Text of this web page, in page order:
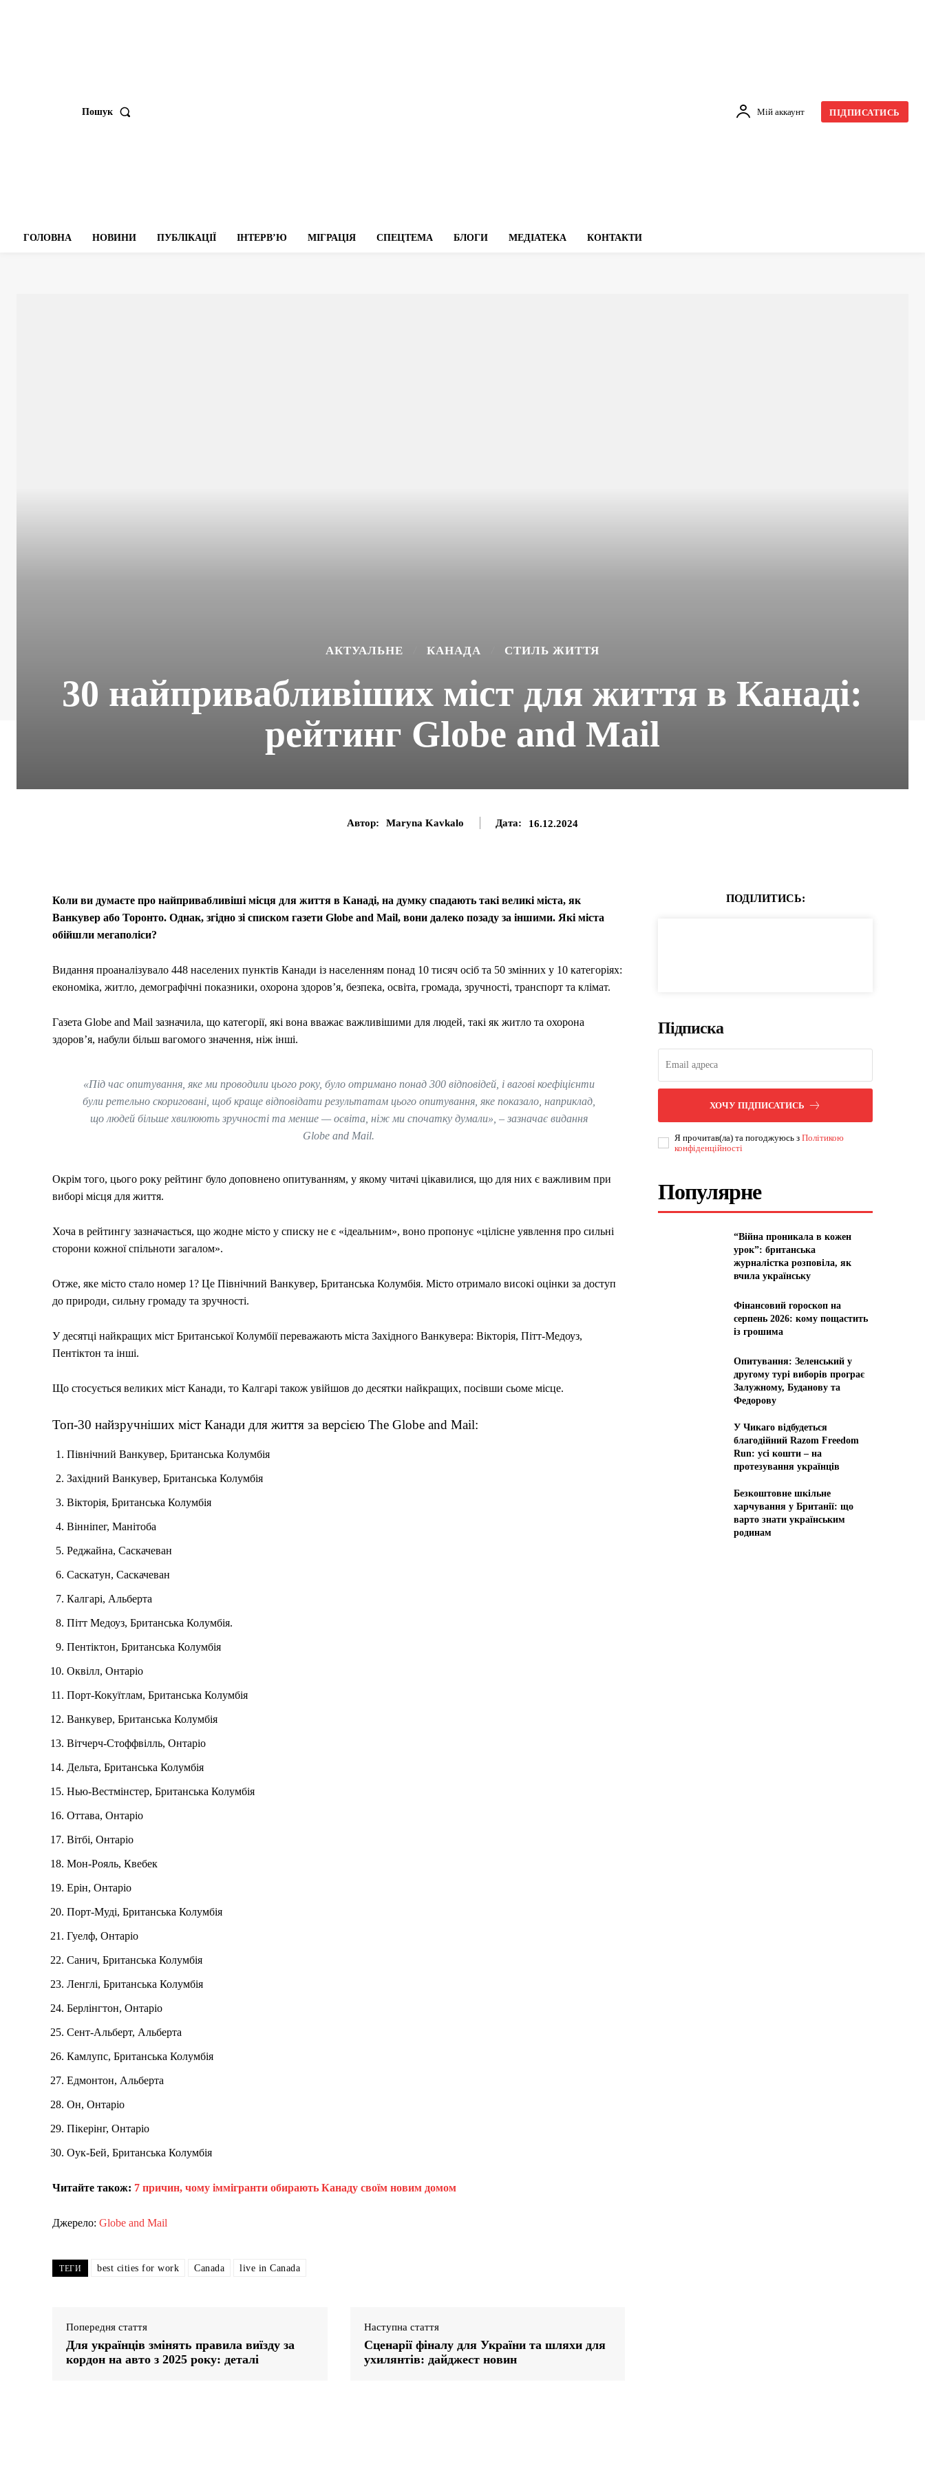
Пошук Мій аккаунт ПІДПИСАТИСЬ
ГОЛОВНА НОВИНИ ПУБЛІКАЦІЇ ІНТЕРВʼЮ МІГРАЦІЯ СПЕЦТЕМА БЛОГИ МЕДІАТЕКА КОНТАКТИ
АКТУАЛЬНЕ КАНАДА СТИЛЬ ЖИТТЯ
30 найпривабливіших міст для життя в Канаді:
рейтинг Globe and Mail
Автор: Maryna Kavkalo Дата: 16.12.2024
Коли ви думаєте про найпривабливіші місця для життя в Канаді, на думку спадають такі великі міста, як
Ванкувер або Торонто. Однак, згідно зі списком газети Globe and Mail, вони далеко позаду за іншими. Які міста
обійшли мегаполіси?
Видання проаналізувало 448 населених пунктів Канади із населенням понад 10 тисяч осіб та 50 змінних у 10 категоріях:
економіка, житло, демографічні показники, охорона здоров’я, безпека, освіта, громада, зручності, транспорт та клімат.
Газета Globe and Mail зазначила, що категорії, які вона вважає важливішими для людей, такі як житло та охорона
здоров’я, набули більш вагомого значення, ніж інші.
«Під час опитування, яке ми проводили цього року, було отримано понад 300 відповідей, і вагові коефіцієнти
були ретельно скориговані, щоб краще відповідати результатам цього опитування, яке показало, наприклад,
що людей більше хвилюють зручності та менше — освіта, ніж ми спочатку думали», – зазначає видання
Globe and Mail.
Окрім того, цього року рейтинг було доповнено опитуванням, у якому читачі цікавилися, що для них є важливим при
виборі місця для життя.
Хоча в рейтингу зазначається, що жодне місто у списку не є «ідеальним», воно пропонує «цілісне уявлення про сильні
сторони кожної спільноти загалом».
Отже, яке місто стало номер 1? Це Північний Ванкувер, Британська Колумбія. Місто отримало високі оцінки за доступ
до природи, сильну громаду та зручності.
У десятці найкращих міст Британської Колумбії переважають міста Західного Ванкувера: Вікторія, Пітт-Медоуз,
Пентіктон та інші.
Що стосується великих міст Канади, то Калгарі також увійшов до десятки найкращих, посівши сьоме місце.
Топ-30 найзручніших міст Канади для життя за версією The Globe and Mail:
Північний Ванкувер, Британська Колумбія
Західний Ванкувер, Британська Колумбія
Вікторія, Британська Колумбія
Вінніпег, Манітоба
Реджайна, Саскачеван
Саскатун, Саскачеван
Калгарі, Альберта
Пітт Медоуз, Британська Колумбія.
Пентіктон, Британська Колумбія
Оквілл, Онтаріо
Порт-Кокуїтлам, Британська Колумбія
Ванкувер, Британська Колумбія
Вітчерч-Стоффвілль, Онтаріо
Дельта, Британська Колумбія
Нью-Вестмінстер, Британська Колумбія
Оттава, Онтаріо
Вітбі, Онтаріо
Мон-Рояль, Квебек
Ерін, Онтаріо
Порт-Муді, Британська Колумбія
Гуелф, Онтаріо
Санич, Британська Колумбія
Ленглі, Британська Колумбія
Берлінгтон, Онтаріо
Сент-Альберт, Альберта
Камлупс, Британська Колумбія
Едмонтон, Альберта
Он, Онтаріо
Пікерінг, Онтаріо
Оук-Бей, Британська Колумбія
Читайте також: 7 причин, чому іммігранти обирають Канаду своїм новим домом
Джерело: Globe and Mail
ТЕГИ best cities for work Canada live in Canada
Попередня стаття
Для українців змінять правила виїзду за
кордон на авто з 2025 року: деталі
Наступна стаття
Сценарії фіналу для України та шляхи для
ухилянтів: дайджест новин
ПОДІЛИТИСЬ:
Підписка
ХОЧУ ПІДПИСАТИСЬ
Я прочитав(ла) та погоджуюсь зПолітикою
конфіденційності
Популярне
“Війна проникала в кожен
урок”: британська
журналістка розповіла, як
вчила українську
Фінансовий гороскоп на
серпень 2026: кому пощастить
із грошима
Опитування: Зеленський у
другому турі виборів програє
Залужному, Буданову та
Федорову
У Чикаго відбудеться
благодійний Razom Freedom
Run: усі кошти – на
протезування українців
Безкоштовне шкільне
харчування у Британії: що
варто знати українським
родинам